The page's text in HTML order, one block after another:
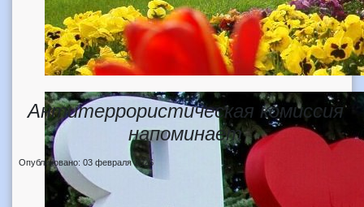
Антитеррористическая комиссия
напоминает
Опубликовано: 03 февраля 2026